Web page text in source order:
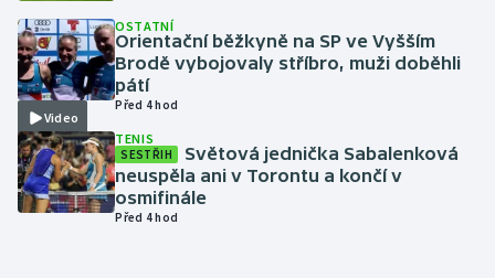
Moderní pětiboj
Motorsport
Olympijské hry
Parasport
Video
OSTATNÍ
Orientační běžkyně na SP ve Vyšším
Brodě vybojovaly stříbro, muži doběhli
pátí
Před 4 hod
TENIS
SESTŘIH
Světová jednička Sabalenková
neuspěla ani v Torontu a končí v
osmifinále
Před 4 hod